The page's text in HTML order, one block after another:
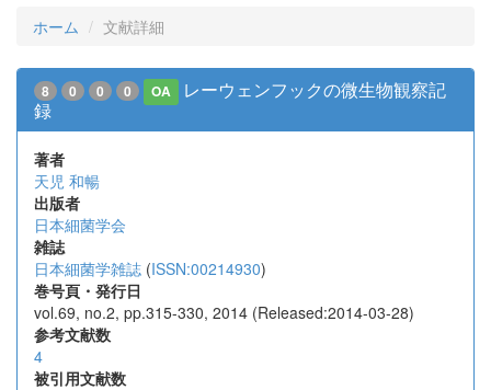
ホーム 文献詳細
8 0 0 0 OA
レーウェンフックの微生物観察記
録
著者
天児 和暢
出版者
日本細菌学会
雑誌
日本細菌学雑誌 (ISSN:00214930)
巻号頁・発行日
vol.69, no.2, pp.315-330, 2014 (Released:2014-03-28)
参考文献数
4
被引用文献数